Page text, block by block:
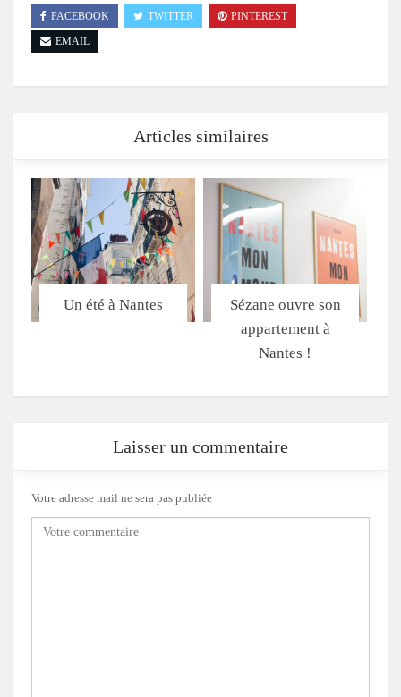
FACEBOOK TWITTER
PINTEREST
EMAIL
Articles similaires
Un été à Nantes
Sézane ouvre son
appartement à
Nantes !
Laisser un commentaire
Votre adresse mail ne sera pas publiée